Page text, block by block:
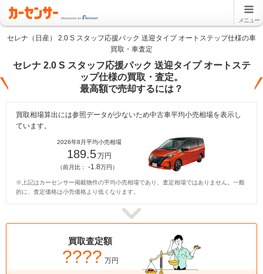
メニュー
セレナ（日産） 2.0 S スタッフ応援パック 送迎タイプ オートステップ仕様の車
買取・車査定
セレナ 2.0 S スタッフ応援パック 送迎タイプ オートステ
ップ仕様の買取・査定。
最高額で売却するには？
買取相場算出には参照データが少ないため中古車平均小売相場を表示し
ています。
2026年8月平均小売相場
189.5万円
（前月比： -1.8万円）
※上記はカーセンサー掲載物件の平均小売相場であり、査定相場ではありません。一般
的に、査定価格は小売価格より低くなります。
買取査定額
???? 万円